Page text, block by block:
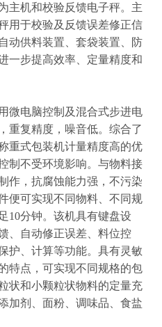
主机和校验反馈电子秤。主
用于校验及反馈误差修正信
动供料装置、套袋装置、防
一步提高效率、定量精度和
微电脑控制及混合式步进电
重复精度，噪音低。综合了
重式包装机计量精度高的优
制不受环境影响。与物料接
作，抗腐蚀能力强，不污染
便可实现不同物料、不同规
10分钟。该机具有键盘设
、自动修正误差、料位控
护、计算等功能。具有灵敏
特点，可实现不同规格的包
状和小颗粒状物料的定量充
加剂、面粉、调味品、食盐